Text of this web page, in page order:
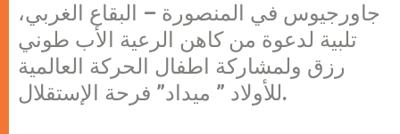
جاورجيوس في المنصورة – البقاع الغربي،
تلبية لدعوة من كاهن الرعية الأب طوني
رزق ولمشاركة اطفال الحركة العالمية
للأولاد ” ميداد” فرحة الإستقلال.